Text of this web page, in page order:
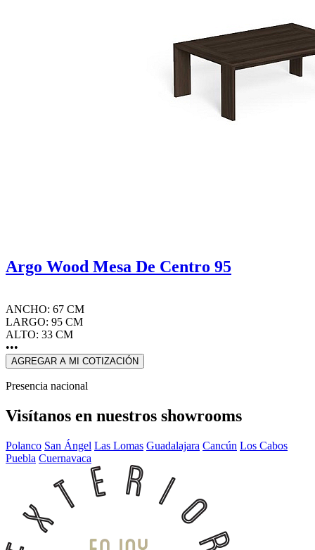
Argo Wood Mesa De Centro 95
ANCHO: 67 CM
LARGO: 95 CM
ALTO: 33 CM
•••
AGREGAR A MI COTIZACIÓN
Presencia nacional
Visítanos en nuestros showrooms
Polanco San Ángel Las Lomas Guadalajara Cancún Los Cabos
Puebla Cuernavaca